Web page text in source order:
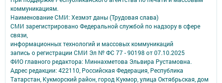
коммуникациям.
Наименование СМИ: Хезмэт даны (Трудовая слава)
СМИ зарегистрировано Федеральной службой по надзору в сфере
связи,
информационных технологий и массовых коммуникаций
запись о регистрации СМИ Эл № ФС 77 - 90198 от 07.10.2025
ФИО главного редактора: Миннахметова Эльвира Рустамовна.
Адрес редакции: 422110, Российская Федерация, Республика
Татарстан, Кукморский район, город Кукмор, улица Октябрьская, дом